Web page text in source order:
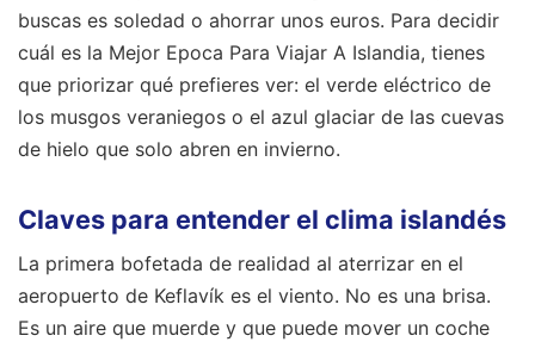
buscas es soledad o ahorrar unos euros. Para decidir
cuál es la Mejor Epoca Para Viajar A Islandia, tienes
que priorizar qué prefieres ver: el verde eléctrico de
los musgos veraniegos o el azul glaciar de las cuevas
de hielo que solo abren en invierno.
Claves para entender el clima islandés
La primera bofetada de realidad al aterrizar en el
aeropuerto de Keflavík es el viento. No es una brisa.
Es un aire que muerde y que puede mover un coche